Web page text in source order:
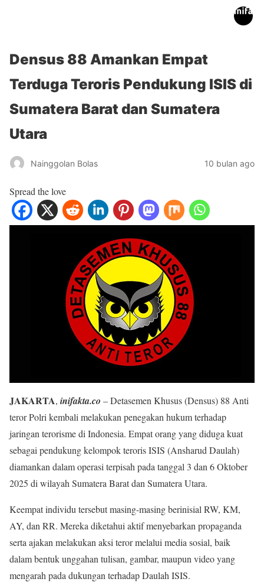
Densus 88 Amankan Empat
Terduga Teroris Pendukung ISIS di
Sumatera Barat dan Sumatera
Utara
Nainggolan Bolas 10 bulan ago
Spread the love
JAKARTA, inifakta.co – Detasemen Khusus (Densus) 88 Anti
teror Polri kembali melakukan penegakan hukum terhadap
jaringan terorisme di Indonesia. Empat orang yang diduga kuat
sebagai pendukung kelompok teroris ISIS (Ansharud Daulah)
diamankan dalam operasi terpisah pada tanggal 3 dan 6 Oktober
2025 di wilayah Sumatera Barat dan Sumatera Utara.
Keempat individu tersebut masing-masing berinisial RW, KM,
AY, dan RR. Mereka diketahui aktif menyebarkan propaganda
serta ajakan melakukan aksi teror melalui media sosial, baik
dalam bentuk unggahan tulisan, gambar, maupun video yang
mengarah pada dukungan terhadap Daulah ISIS.